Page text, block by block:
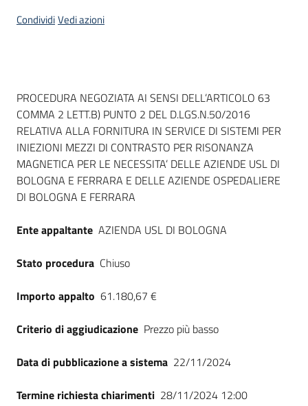
CondividiVedi azioni
Dati del bando
PROCEDURA NEGOZIATA AI SENSI DELL’ARTICOLO 63
COMMA 2 LETT.B) PUNTO 2 DEL D.LGS.N.50/2016
RELATIVA ALLA FORNITURA IN SERVICE DI SISTEMI PER
INIEZIONI MEZZI DI CONTRASTO PER RISONANZA
MAGNETICA PER LE NECESSITA’ DELLE AZIENDE USL DI
BOLOGNA E FERRARA E DELLE AZIENDE OSPEDALIERE
DI BOLOGNA E FERRARA
Ente appaltante AZIENDA USL DI BOLOGNA
Stato procedura Chiuso
Importo appalto 61.180,67 €
Criterio di aggiudicazione Prezzo più basso
Data di pubblicazione a sistema 22/11/2024
Termine richiesta chiarimenti 28/11/2024 12:00